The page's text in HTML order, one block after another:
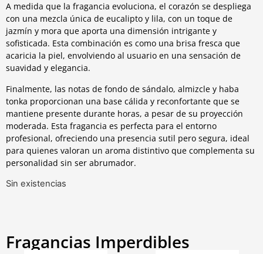
A medida que la fragancia evoluciona, el corazón se despliega
con una mezcla única de eucalipto y lila, con un toque de
jazmín y mora que aporta una dimensión intrigante y
sofisticada. Esta combinación es como una brisa fresca que
acaricia la piel, envolviendo al usuario en una sensación de
suavidad y elegancia.
Finalmente, las notas de fondo de sándalo, almizcle y haba
tonka proporcionan una base cálida y reconfortante que se
mantiene presente durante horas, a pesar de su proyección
moderada. Esta fragancia es perfecta para el entorno
profesional, ofreciendo una presencia sutil pero segura, ideal
para quienes valoran un aroma distintivo que complementa su
personalidad sin ser abrumador.
Sin existencias
Fragancias Imperdibles